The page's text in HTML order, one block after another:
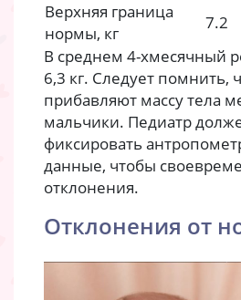
Верхняя граница
нормы, кг
7.2
В среднем 4-хмесячный
6,3 кг. Следует помнить,
прибавляют массу тела
мальчики. Педиатр
фиксировать
данные, чтобы
отклонения.
Отклонения от